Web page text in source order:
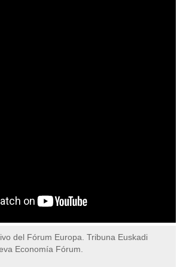
del Fórum Europa. Tribuna Euskadi
Economía Fórum.